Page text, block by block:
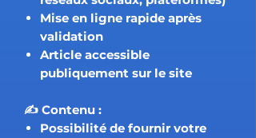
Mise en ligne rapide après
validation
Article accessible
publiquement sur le site
✍️ Contenu :
Possibilité de fournir votre